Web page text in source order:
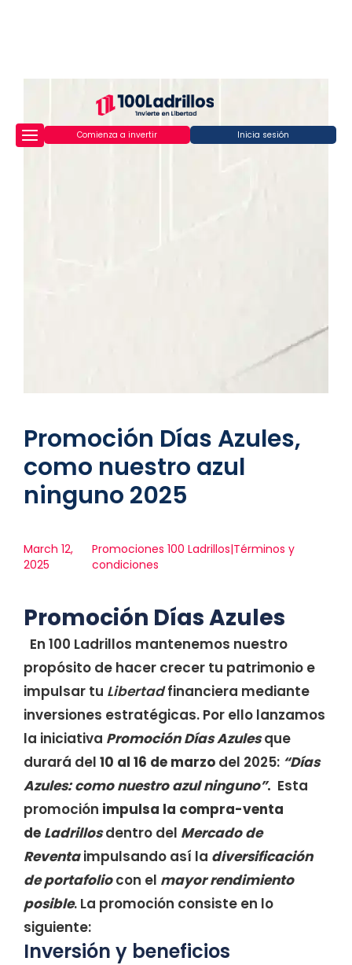
Comienza a invertir Inicia sesión
Promoción Días Azules,
como nuestro azul
ninguno 2025
March 12,
2025
Promociones 100 Ladrillos|Términos y
condiciones
Promoción Días Azules
En 100 Ladrillos mantenemos nuestro
propósito de hacer crecer tu patrimonio e
impulsar tu Libertadfinanciera mediante
inversiones estratégicas. Por ello lanzamos
la iniciativa Promoción Días Azulesque
durará del 10 al 16 de marzo del 2025: “Días
Azules: como nuestro azul ninguno”. Esta
promoción impulsa la compra-venta
de Ladrillosdentro del Mercado de
Reventaimpulsando así la diversificación
de portafoliocon el mayor rendimiento
posible. La promoción consiste en lo
siguiente:
Inversión y beneficios